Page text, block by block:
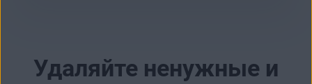
Удаляйте ненужные и